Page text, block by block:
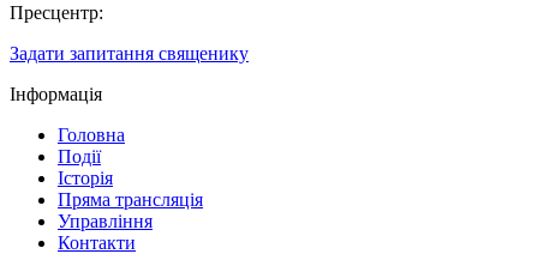
Пресцентр:
Задати запитання священику
Інформація
Головна
Події
Історія
Пряма трансляція
Управління
Контакти